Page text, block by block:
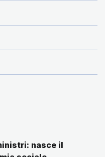
nasce il